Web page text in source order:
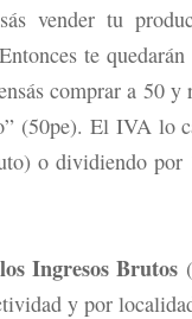
vender tu
te
comprar a 50
(50pe). El IVA lo
o dividiendo
Ingresos Brutos
y por